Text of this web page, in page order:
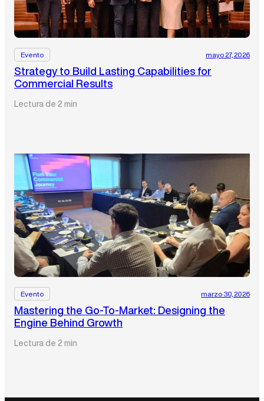
Evento mayo 27, 2026
Strategy to Build Lasting Capabilities for
Commercial Results
Lectura de 2 min
Evento marzo 30, 2026
Mastering the Go-To-Market: Designing the
Engine Behind Growth
Lectura de 2 min